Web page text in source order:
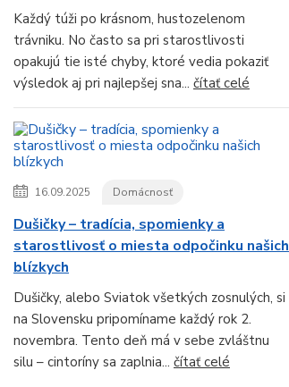
Každý túži po krásnom, hustozelenom
trávniku. No často sa pri starostlivosti
opakujú tie isté chyby, ktoré vedia pokaziť
výsledok aj pri najlepšej sna... čítať celé
16.09.2025 Domácnosť
Dušičky – tradícia, spomienky a
starostlivosť o miesta odpočinku našich
blízkych
Dušičky, alebo Sviatok všetkých zosnulých, si
na Slovensku pripomíname každý rok 2.
novembra. Tento deň má v sebe zvláštnu
silu – cintoríny sa zaplnia... čítať celé